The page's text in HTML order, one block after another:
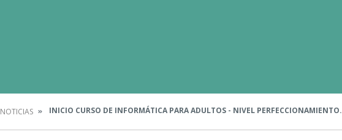
NOTICIAS INICIO CURSO DE INFORMÁTICA PARA ADULTOS - NIVEL PERFECCIONAMIENTO.